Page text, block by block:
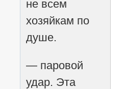
не всем
хозяйкам по
душе.
— паровой
удар. Эта